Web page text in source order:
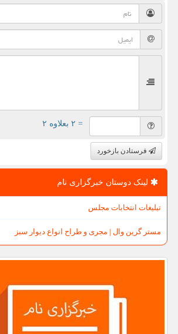
= ۲ بعلاوه ۲
فرستادن بازخورد
لینک دوستان خبرگزاری نام
تبلیغات انتخابات مجلس
مستر گرین وال | مجری و طراح انواع دیوار سبز